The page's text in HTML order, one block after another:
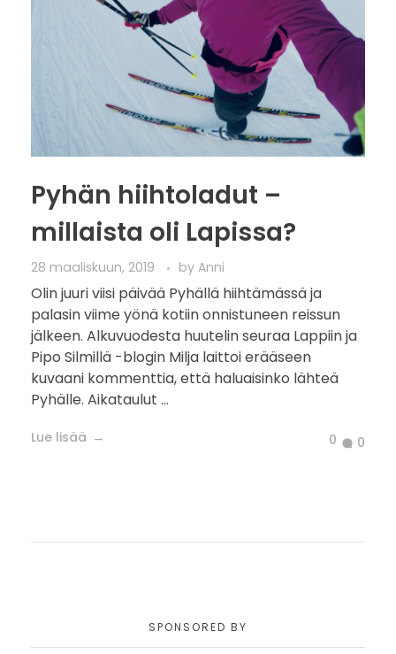
Pyhän hiihtoladut –
millaista oli Lapissa?
28 maaliskuun, 2019 by Anni
Olin juuri viisi päivää Pyhällä hiihtämässä ja
palasin viime yönä kotiin onnistuneen reissun
jälkeen. Alkuvuodesta huutelin seuraa Lappiin ja
Pipo Silmillä -blogin Milja laittoi erääseen
kuvaani kommenttia, että haluaisinko lähteä
Pyhälle. Aikataulut ...
Lue lisää 0 0
SPONSORED BY